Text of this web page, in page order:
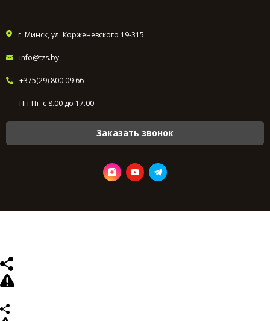
г. Минск, ул. Корженевского 19-315
info@tzs.by
+375(29) 800 09 66
Пн-Пт: с 8.00 до 17.00
Заказать звонок